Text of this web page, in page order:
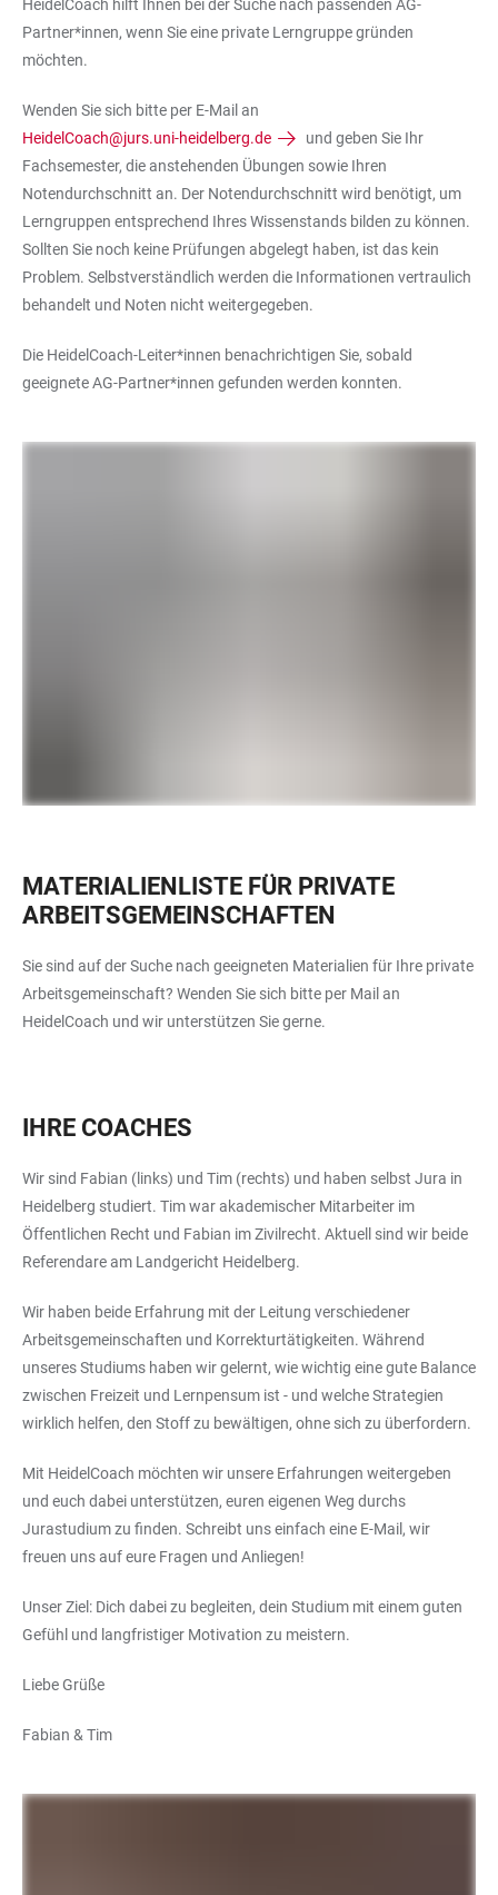
HeidelCoach hilft Ihnen bei der Suche nach passenden AG-
Partner*innen, wenn Sie eine private Lerngruppe gründen
möchten.
Wenden Sie sich bitte per E-Mail an
HeidelCoach@jurs.uni-heidelberg.de
und geben Sie Ihr
Fachsemester, die anstehenden Übungen sowie Ihren
Notendurchschnitt an. Der Notendurchschnitt wird benötigt, um
Lerngruppen entsprechend Ihres Wissenstands bilden zu können.
Sollten Sie noch keine Prüfungen abgelegt haben, ist das kein
Problem. Selbstverständlich werden die Informationen vertraulich
behandelt und Noten nicht weitergegeben.
Die HeidelCoach-Leiter*innen benachrichtigen Sie, sobald
geeignete AG-Partner*innen gefunden werden konnten.
MATERIALIENLISTE FÜR PRIVATE
ARBEITSGEMEINSCHAFTEN
Sie sind auf der Suche nach geeigneten Materialien für Ihre private
Arbeitsgemeinschaft? Wenden Sie sich bitte per Mail an
HeidelCoach und wir unterstützen Sie gerne.
IHRE COACHES
Wir sind Fabian (links) und Tim (rechts) und haben selbst Jura in
Heidelberg studiert. Tim war akademischer Mitarbeiter im
Öffentlichen Recht und Fabian im Zivilrecht. Aktuell sind wir beide
Referendare am Landgericht Heidelberg.
Wir haben beide Erfahrung mit der Leitung verschiedener
Arbeitsgemeinschaften und Korrekturtätigkeiten. Während
unseres Studiums haben wir gelernt, wie wichtig eine gute Balance
zwischen Freizeit und Lernpensum ist - und welche Strategien
wirklich helfen, den Stoff zu bewältigen, ohne sich zu überfordern.
Mit HeidelCoach möchten wir unsere Erfahrungen weitergeben
und euch dabei unterstützen, euren eigenen Weg durchs
Jurastudium zu finden. Schreibt uns einfach eine E-Mail, wir
freuen uns auf eure Fragen und Anliegen!
Unser Ziel: Dich dabei zu begleiten, dein Studium mit einem guten
Gefühl und langfristiger Motivation zu meistern.
Liebe Grüße
Fabian & Tim